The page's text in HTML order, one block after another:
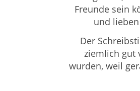
Freunde sein
und
Der
ziemlich gut
wurden, weil